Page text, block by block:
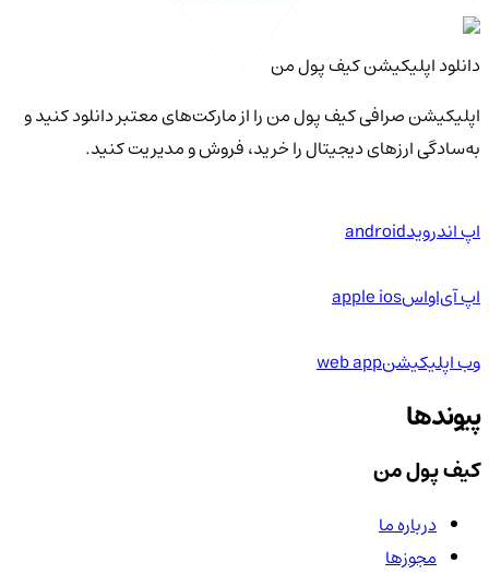
دانلود اپلیکیشن کیف‌ پول من
اپلیکیشن صرافی کیف پول من را از مارکت‌های معتبر دانلود کنید و
به‌سادگی ارزهای دیجیتال را خرید، فروش و مدیریت کنید.
اپ اندرویدandroid
اپ آی‌او‌اسapple ios
وب اپلیکیشنweb app
پیوندها
کیف پول من
درباره ما
مجوزها